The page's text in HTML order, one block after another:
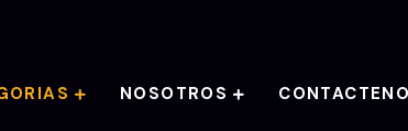
NOSOTROS